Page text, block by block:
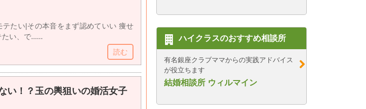
たい|その本音をまず認めていい 痩せ
い、で......
読む
い！？玉の輿狙いの婚活女子
ハイクラスのおすすめ相談所
有名銀座クラブママからの実践アドバイス
が役立ちます
結婚相談所 ウィルマイン